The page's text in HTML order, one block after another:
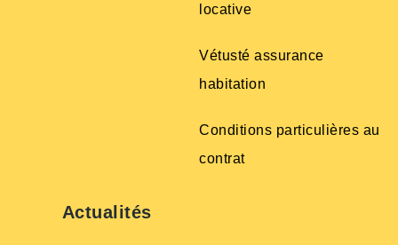
locative
Vétusté assurance
habitation
Conditions particulières au
contrat
Actualités